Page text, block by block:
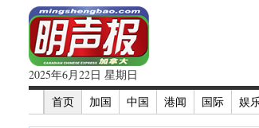
2025年6月22日 星期日
首页
加国 中国 港闻 国际 娱